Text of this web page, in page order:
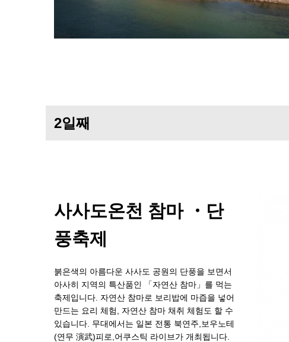
2일째
사사도온천 참마 ・단
풍축제
붉은색의 아름다운 사사도 공원의 단풍을 보면서
아사히 지역의 특산품인 「자연산 참마」를 먹는
축제입니다. 자연산 참마로 보리밥에 마즙을 넣어
만드는 요리 체험, 자연산 참마 채취 체험도 할 수
있습니다. 무대에서는 일본 전통 북연주,보우노테
(연무 演武)피로,어쿠스틱 라이브가 개최됩니다.